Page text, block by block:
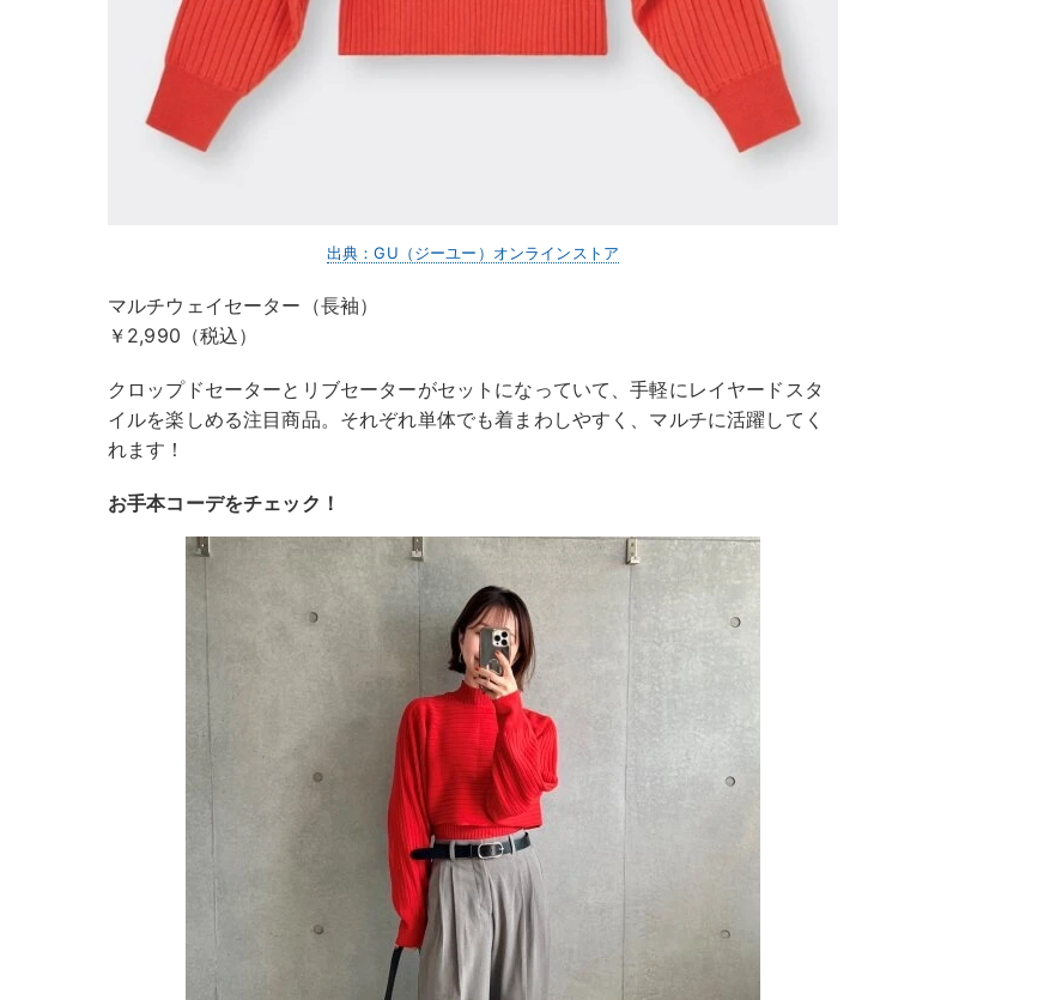
出典：GU（ジーユー）オンラインストア
マルチウェイセーター（長袖）
￥2,990（税込）
クロップドセーターとリブセーターがセットになっていて、手軽にレイヤードスタ
イルを楽しめる注目商品。それぞれ単体でも着まわしやすく、マルチに活躍してく
れます！
お手本コーデをチェック！